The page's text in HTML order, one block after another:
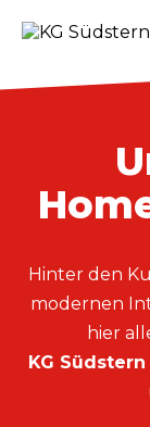
Hinter den
modernen
hier
KG Südstern